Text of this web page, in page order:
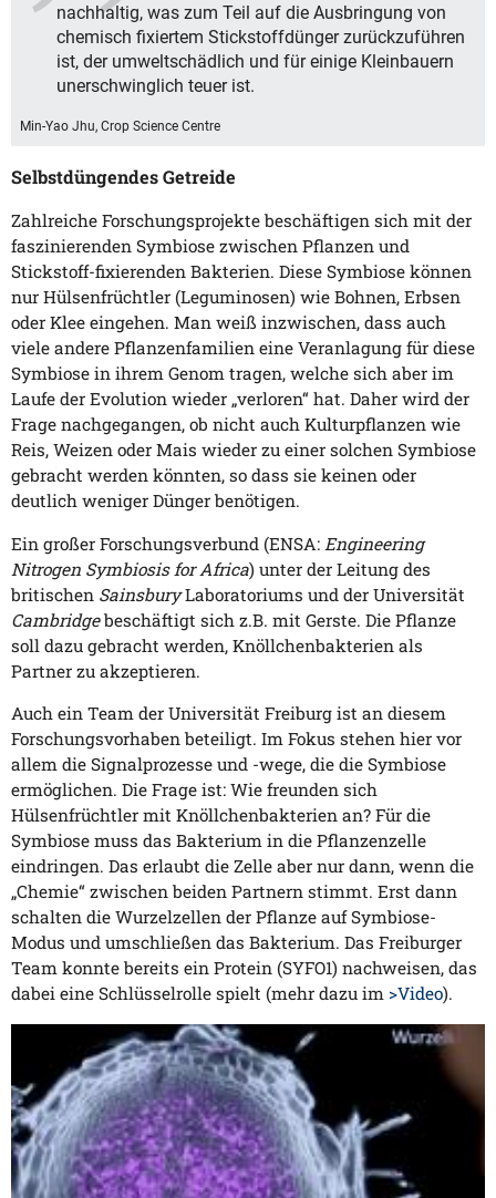
nachhaltig, was zum Teil auf die Ausbringung von
chemisch fixiertem Stickstoffdünger zurückzuführen
ist, der umweltschädlich und für einige Kleinbauern
unerschwinglich teuer ist.
Min-Yao Jhu, Crop Science Centre
Selbstdüngendes Getreide
Zahlreiche Forschungsprojekte beschäftigen sich mit der
faszinierenden Symbiose zwischen Pflanzen und
Stickstoff-fixierenden Bakterien. Diese Symbiose können
nur Hülsenfrüchtler (Leguminosen) wie Bohnen, Erbsen
oder Klee eingehen. Man weiß inzwischen, dass auch
viele andere Pflanzenfamilien eine Veranlagung für diese
Symbiose in ihrem Genom tragen, welche sich aber im
Laufe der Evolution wieder „verloren“ hat. Daher wird der
Frage nachgegangen, ob nicht auch Kulturpflanzen wie
Reis, Weizen oder Mais wieder zu einer solchen Symbiose
gebracht werden könnten, so dass sie keinen oder
deutlich weniger Dünger benötigen.
Ein großer Forschungsverbund (ENSA: Engineering
Nitrogen Symbiosis for Africa) unter der Leitung des
britischen SainsburyLaboratoriums und der Universität
Cambridgebeschäftigt sich z.B. mit Gerste. Die Pflanze
soll dazu gebracht werden, Knöllchenbakterien als
Partner zu akzeptieren.
Auch ein Team der Universität Freiburg ist an diesem
Forschungsvorhaben beteiligt. Im Fokus stehen hier vor
allem die Signalprozesse und -wege, die die Symbiose
ermöglichen. Die Frage ist: Wie freunden sich
Hülsenfrüchtler mit Knöllchenbakterien an? Für die
Symbiose muss das Bakterium in die Pflanzenzelle
eindringen. Das erlaubt die Zelle aber nur dann, wenn die
„Chemie“ zwischen beiden Partnern stimmt. Erst dann
schalten die Wurzelzellen der Pflanze auf Symbiose-
Modus und umschließen das Bakterium. Das Freiburger
Team konnte bereits ein Protein (SYFO1) nachweisen, das
dabei eine Schlüsselrolle spielt (mehr dazu im >Video).